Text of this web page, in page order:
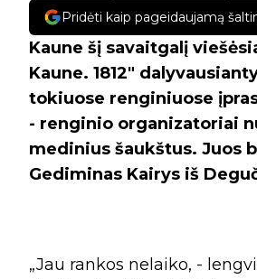
Pridėti kaip pageidaujamą
Kaune šį savaitgalį
Kaune. 1812"
tokiuose renginiuose
- renginio organizatoriai
medinius šaukštus. Juos
Gediminas Kairys iš
„Jau rankos nelaiko, -